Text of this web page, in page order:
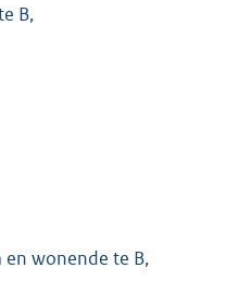
B,
en wonende te B,